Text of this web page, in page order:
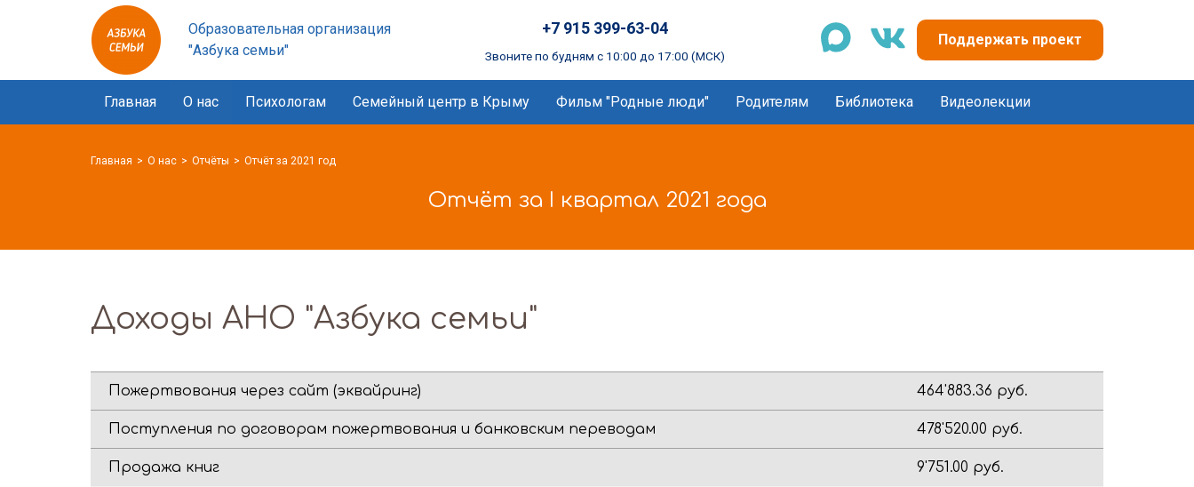
Азбука
семьи
logo
Образовательная организация
"Азбука семьи"
+7 915 399-63-04
Звоните по будням с 10:00 до 17:00 (МСК)
max
Поддержать проект
Главная О нас Психологам Семейный центр в Крыму Фильм "Родные люди" Родителям Библиотека Видеолекции
Главная О нас Отчёты Отчёт за 2021 год
Отчёт за I квартал 2021 года
Доходы АНО "Азбука семьи"
Пожертвования через сайт (эквайринг) 464'883.36 руб.
Поступления по договорам пожертвования и банковским переводам 478'520.00 руб.
Продажа книг 9'751.00 руб.